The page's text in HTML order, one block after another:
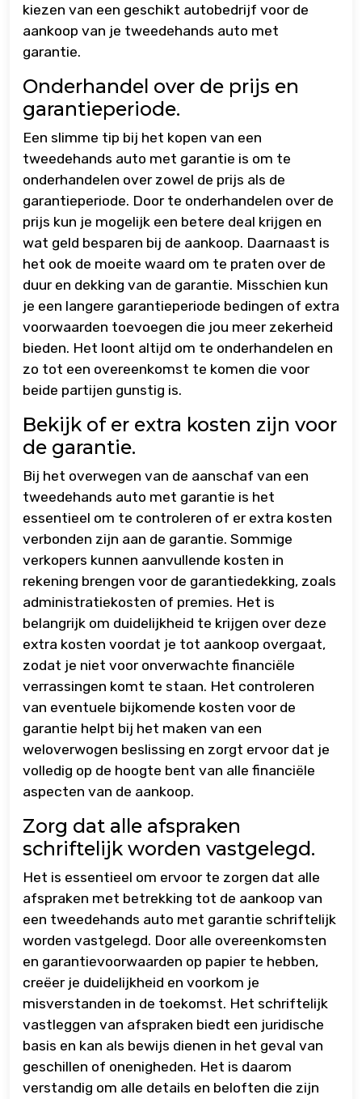
kiezen van een geschikt autobedrijf voor de
aankoop van je tweedehands auto met
garantie.
Onderhandel over de prijs en
garantieperiode.
Een slimme tip bij het kopen van een
tweedehands auto met garantie is om te
onderhandelen over zowel de prijs als de
garantieperiode. Door te onderhandelen over de
prijs kun je mogelijk een betere deal krijgen en
wat geld besparen bij de aankoop. Daarnaast is
het ook de moeite waard om te praten over de
duur en dekking van de garantie. Misschien kun
je een langere garantieperiode bedingen of extra
voorwaarden toevoegen die jou meer zekerheid
bieden. Het loont altijd om te onderhandelen en
zo tot een overeenkomst te komen die voor
beide partijen gunstig is.
Bekijk of er extra kosten zijn voor
de garantie.
Bij het overwegen van de aanschaf van een
tweedehands auto met garantie is het
essentieel om te controleren of er extra kosten
verbonden zijn aan de garantie. Sommige
verkopers kunnen aanvullende kosten in
rekening brengen voor de garantiedekking, zoals
administratiekosten of premies. Het is
belangrijk om duidelijkheid te krijgen over deze
extra kosten voordat je tot aankoop overgaat,
zodat je niet voor onverwachte financiële
verrassingen komt te staan. Het controleren
van eventuele bijkomende kosten voor de
garantie helpt bij het maken van een
weloverwogen beslissing en zorgt ervoor dat je
volledig op de hoogte bent van alle financiële
aspecten van de aankoop.
Zorg dat alle afspraken
schriftelijk worden vastgelegd.
Het is essentieel om ervoor te zorgen dat alle
afspraken met betrekking tot de aankoop van
een tweedehands auto met garantie schriftelijk
worden vastgelegd. Door alle overeenkomsten
en garantievoorwaarden op papier te hebben,
creëer je duidelijkheid en voorkom je
misverstanden in de toekomst. Het schriftelijk
vastleggen van afspraken biedt een juridische
basis en kan als bewijs dienen in het geval van
geschillen of onenigheden. Het is daarom
verstandig om alle details en beloften die zijn